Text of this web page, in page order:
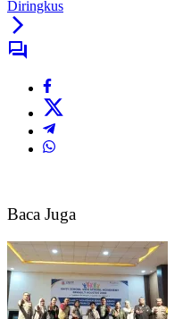
Diringkus
Baca Juga